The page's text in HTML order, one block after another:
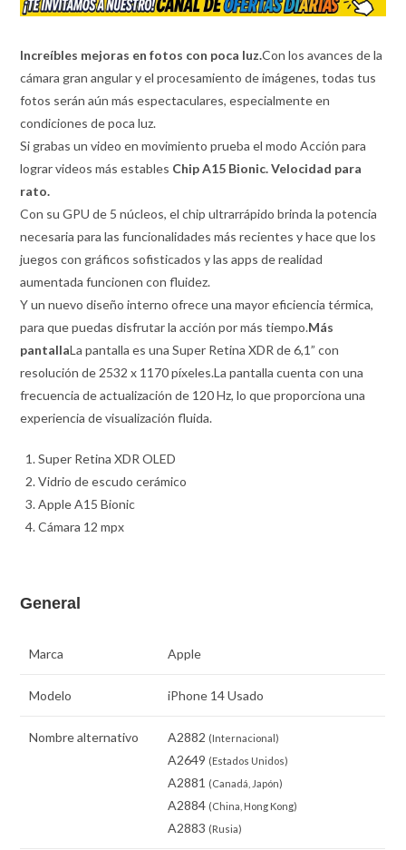
Increíbles mejoras en fotos con poca luz.Con los avances de la
cámara gran angular y el procesamiento de imágenes, todas tus
fotos serán aún más espectaculares, especialmente en
condiciones de poca luz.
Si grabas un video en movimiento prueba el modo Acción para
lograr videos más estables Chip A15 Bionic. Velocidad para
rato.
Con su GPU de 5 núcleos, el chip ultrarrápido brinda la potencia
necesaria para las funcionalidades más recientes y hace que los
juegos con gráficos sofisticados y las apps de realidad
aumentada funcionen con fluidez.
Y un nuevo diseño interno ofrece una mayor eficiencia térmica,
para que puedas disfrutar la acción por más tiempo.Más
pantallaLa pantalla es una Super Retina XDR de 6,1” con
resolución de 2532 x 1170 píxeles.La pantalla cuenta con una
frecuencia de actualización de 120 Hz, lo que proporciona una
experiencia de visualización fluida.
Super Retina XDR OLED
Vidrio de escudo cerámico
Apple A15 Bionic
Cámara 12 mpx
General
Marca Apple
Modelo iPhone 14 Usado
Nombre alternativo A2882 (Internacional)
A2649 (Estados Unidos)
A2881 (Canadá, Japón)
A2884 (China, Hong Kong)
A2883 (Rusia)